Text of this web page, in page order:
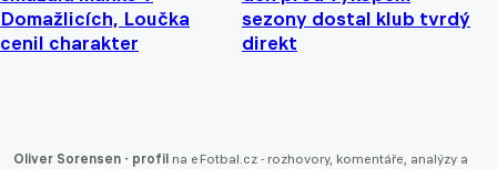
Domažlicích, Loučka
cenil charakter
sezony dostal klub tvrdý
direkt
Oliver Sorensen - profil na eFotbal.cz - rozhovory, komentáře, analýzy a